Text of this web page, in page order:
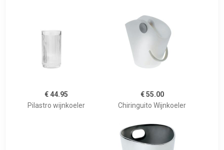
€ 44.95
Pilastro wijnkoeler
€ 55.00
Chiringuito Wijnkoeler